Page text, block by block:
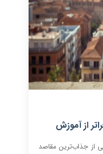
از آموزش
از جذاب‌ترین مقاصد